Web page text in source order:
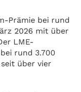
Prämie bei rund
2026 mit über
LME-
rund 3.700
über vier